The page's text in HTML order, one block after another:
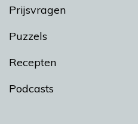
Prijsvragen
Puzzels
Recepten
Podcasts